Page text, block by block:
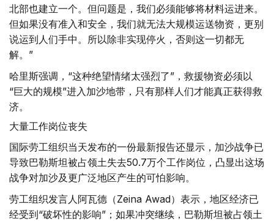
北部也建立一个。但问题是，我们必须能够将材料运进来。
但如果没有准入和安全，我们就无法大规模运送物资，更别
说运到人们手中。所以除非实现停火，否则这一切都无
解。”
哈里斯强调，“这种绝望情绪太强烈了”，救援物资必须以
“巨大的规模”进入加沙地带，只有那样人们才能真正获得救
济。
大量工作岗位丧失
国际劳工组织当天发布的一份最新报告还显示，加沙战争已
导致巴勒斯坦被占领土失去50.7万个工作岗位，凸显出这场
战争对加沙及更广泛地区产生的可怕影响。
劳工组织发言人阿瓦德（Zeina Awad）表示，地区经济已
经受到“破坏性的影响”；如果冲突继续，巴勒斯坦被占领土